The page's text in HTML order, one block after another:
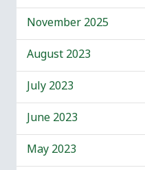
November 2025
August 2023
July 2023
June 2023
May 2023